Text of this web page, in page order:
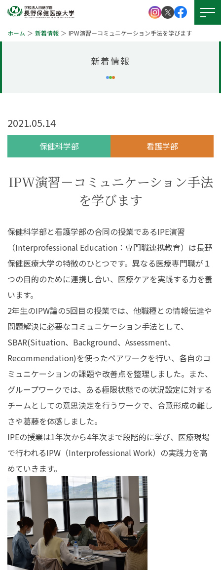
資料請求
図書館
キャンパスライフ
就職・資格
学生支援
本学の
在学生の皆さんへ 卒業生の皆さんへ
保護者の皆さまへ 病院・施設の方へ
附属施設・関連施設 個人情報保護方針
ホーム 新着情報 IPW演習－コミュニケーション手法を学びます
新着情報
2021.05.14
保健科学部 看護学部
IPW演習－コミュニケーション手法
を学びます
保健科学部と看護学部の合同の授業であるIPE演習
（Interprofessional Education：専門職連携教育）は長野
保健医療大学の特徴のひとつです。異なる医療専門職が１
つの目的のために連携し合い、医療ケアを実践する力を養
います。
2年生のIPW論の5回目の授業では、他職種との情報伝達や
問題解決に必要なコミュニケーション手法として、
SBAR(Situation、Background、Assessment、
Recommendation)を使ったペアワークを行い、 各自のコ
ミュニケーションの課題や改善点を整理しました。また、
グループワークでは、ある極限状態での状況設定に対する
チームとしての意思決定を行うワークで、合意形成の難し
さや葛藤を体感しました。
IPEの授業は1年次から4年次まで段階的に学び、医療現場
で行われるIPW（Interprofessional Work）の実践力を高
めていきます。